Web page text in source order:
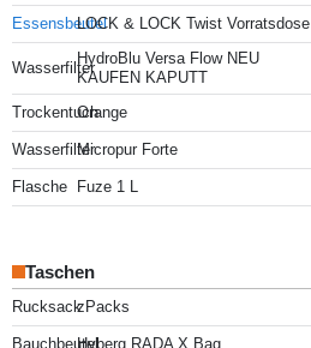
EssensbeutelLOCK & LOCK Twist Vorratsdose
Wasserfilter
HydroBlu Versa Flow NEU
KAUFEN KAPUTT
TrockentuchOrange
WasserfilterMicropur Forte
Flasche Fuze 1 L
Taschen
RucksackzPacks
BauchbeutelHyberg RADA X Bag